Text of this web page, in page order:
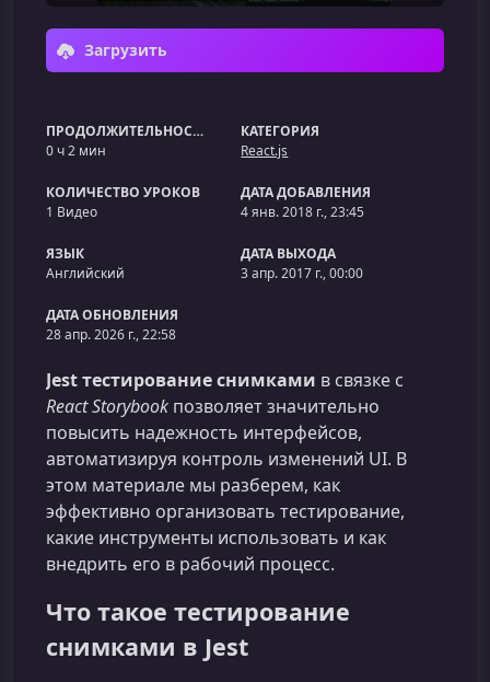
Загрузить
ПРОДОЛЖИТЕЛЬНОСТЬ
0 ч 2 мин
КАТЕГОРИЯ
React.js
КОЛИЧЕСТВО УРОКОВ
1 Видео
ДАТА ДОБАВЛЕНИЯ
4 янв. 2018 г., 23:45
ЯЗЫК
Английский
ДАТА ВЫХОДА
3 апр. 2017 г., 00:00
ДАТА ОБНОВЛЕНИЯ
28 апр. 2026 г., 22:58
Jest тестирование снимками в связке с
React Storybook позволяет значительно
повысить надежность интерфейсов,
автоматизируя контроль изменений UI. В
этом материале мы разберем, как
эффективно организовать тестирование,
какие инструменты использовать и как
внедрить его в рабочий процесс.
Что такое тестирование
снимками в Jest